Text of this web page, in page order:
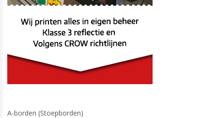
A-borden (Stoepborden)